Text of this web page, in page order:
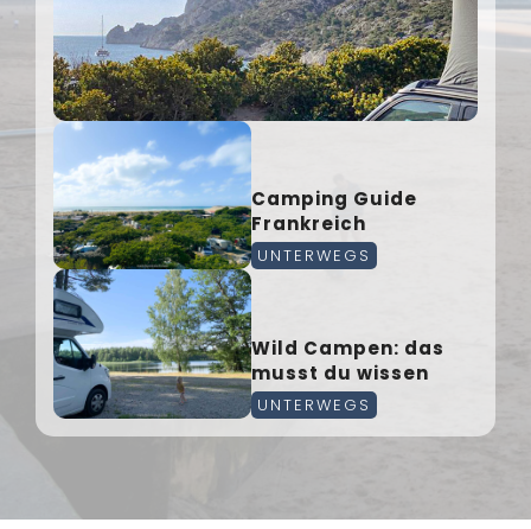
Camping Guide
Frankreich
UNTERWEGS
Wild Campen: das
musst du wissen
UNTERWEGS